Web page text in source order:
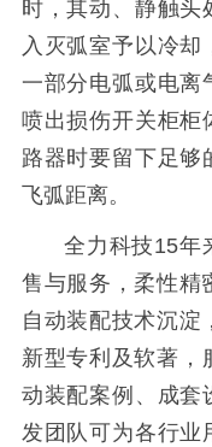
时，其动、静触头
入灭弧室予以冷
一部分电弧或电离
喷出损伤开关柜柜
路器时要留下足够
飞弧距离。
全力科技15年
售与服务，柔性精
自动装配技术沉淀
新型专利及软著，
动装配案例、成套
发团队可为各行业